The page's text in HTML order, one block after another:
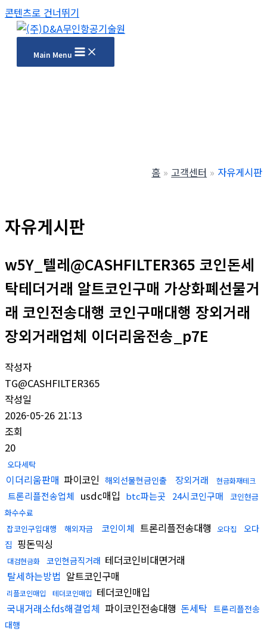
콘텐츠로 건너뛰기
Main Menu
홈 고객센터 자유게시판
자유게시판
w5Y_텔레@CASHFILTER365 코인돈세
탁테더거래 알트코인구매 가상화폐선물거
래 코인전송대행 코인구매대행 장외거래
장외거래업체 이더리움전송_p7E
작성자
TG@CASHFILTER365
작성일
2026-05-26 21:13
조회
20
오다세탁
이더리움판매 파이코인 해외선물현금인출 장외거래 현금화재테크
트론리플전송업체 usdc매입 btc파는곳 24시코인구매
코인현금
화수수료
잡코인구입대행
해외자금 코인이체 트론리플전송대행 오다집
오다
집 핑돈믹싱
대검현금화 코인현금직거래 테더코인비대면거래
탈세하는방법 알트코인구매
리플코인매입 테더코인매입 테더코인매입
국내거래소fds해결업체 파이코인전송대행 돈세탁 트론리플전송
대행